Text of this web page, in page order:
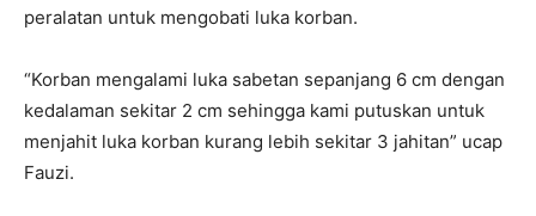
peralatan untuk mengobati luka korban.
“Korban mengalami luka sabetan sepanjang 6 cm dengan
kedalaman sekitar 2 cm sehingga kami putuskan untuk
menjahit luka korban kurang lebih sekitar 3 jahitan” ucap
Fauzi.